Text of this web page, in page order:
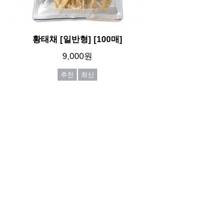
황태채 [일반형] [100매]
9,000원
추천 최신